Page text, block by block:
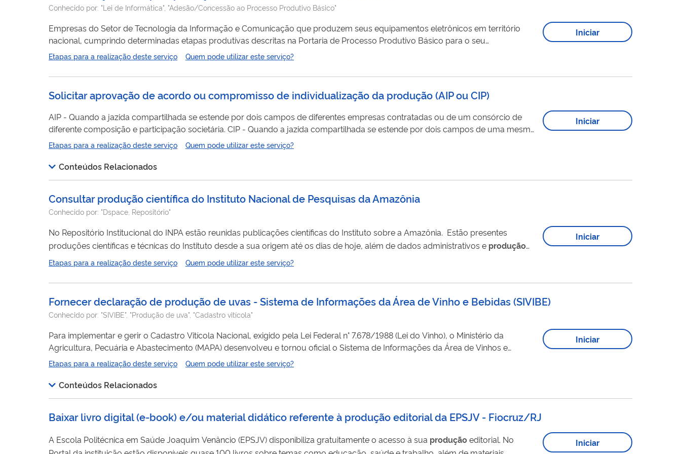
Conhecido por: "Lei de Informática", "Adesão/Concessão ao Processo Produtivo Básico"
Empresas do Setor de Tecnologia da Informação e Comunicação que produzem seus equipamentos eletrônicos em território
nacional, cumprindo determinadas etapas produtivas descritas na Portaria de Processo Produtivo Básico para o seu
equipamento, poderão aderir seus produtos aos benefícios da Lei de Informática por esse serviço público.
Etapas para a realização deste serviço Quem pode utilizar este serviço?
Iniciar
Solicitar aprovação de acordo ou compromisso de individualização da produção(AIP ou CIP)
AIP - Quando a jazida compartilhada se estende por dois campos de diferentes empresas contratadas ou de um consórcio de
diferente composição e participação societária. CIP - Quando a jazida compartilhada se estende por dois campos de uma mesma
empresa contratada ou de um consórcio de mesma composição e participação societária. Para utilizar esse serviço você deve
ter um cadastro como usuário externo do SEI-ANP. Para mais informações acesse o serviço " Solicitar cadastro como usuário...
Etapas para a realização deste serviço Quem pode utilizar este serviço?
Iniciar
Conteúdos Relacionados
Consultar produção científica do Instituto Nacional de Pesquisas da Amazônia
Conhecido por: "Dspace, Repositório"
No Repositório Institucional do INPA estão reunidas publicações científicas do Instituto sobre a Amazônia. Estão presentes
produções científicas e técnicas do Instituto desde a sua origem até os dias de hoje, além de dados administrativos e produção
editorial e memorial. É possível consultar artigos, livros, relatórios, portarias, boletins e resoluções.
Etapas para a realização deste serviço Quem pode utilizar este serviço?
Iniciar
Fornecer declaração de produção de uvas - Sistema de Informações da Área de Vinho e Bebidas (SIVIBE)
Conhecido por: "SIVIBE", "Produção de uva", "Cadastro vitícola"
Para implementar e gerir o Cadastro Vitícola Nacional, exigido pela Lei Federal n° 7.678/1988 (Lei do Vinho), o Ministério da
Agricultura, Pecuária e Abastecimento (MAPA) desenvolveu e tornou oficial o Sistema de Informações da Área de Vinhos e
Bebidas (SIVIBE). A referida lei estabelece, para todo o território nacional, a obrigatoriedade de os produtores de uva (viticultores
e vitivinicultores), apresentarem declarações contendo as áreas cultivadas com videiras, as quantidades colhidas na...
Etapas para a realização deste serviço Quem pode utilizar este serviço?
Iniciar
Conteúdos Relacionados
Baixar livro digital (e-book) e/ou material didático referente à produção editorial da EPSJV - Fiocruz/RJ
A Escola Politécnica em Saúde Joaquim Venâncio (EPSJV) disponibiliza gratuitamente o acesso à sua produçãoeditorial. No
Iniciar